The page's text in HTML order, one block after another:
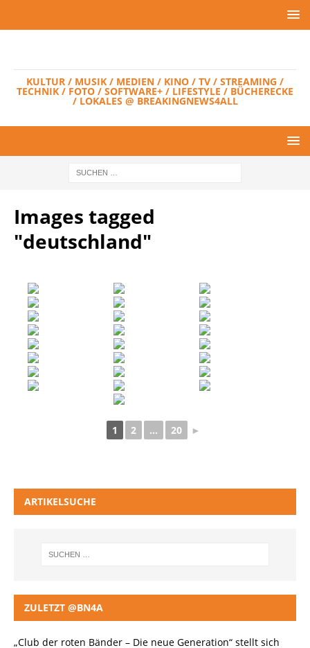
KULTUR / MUSIK / MEDIEN / KINO / TV / STREAMING /
TECHNIK / FOTO / SOFTWARE+ / LIFESTYLE / BÜCHERECKE
/ LOKALES @ BREAKINGNEWS4ALL
Images tagged
"deutschland"
1 2 ... 20 ►
ARTIKELSUCHE
ZULETZT @BN4A
„Club der roten Bänder – Die neue Generation“ stellt sich